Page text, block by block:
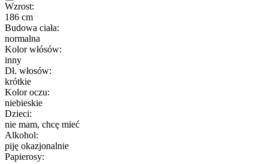
Wzrost:
186 cm
Budowa ciała:
normalna
Kolor włósów:
inny
Dł. włosów:
krótkie
Kolor oczu:
niebieskie
Dzieci:
nie mam, chcę mieć
Alkohol:
piję okazjonalnie
Papierosy: